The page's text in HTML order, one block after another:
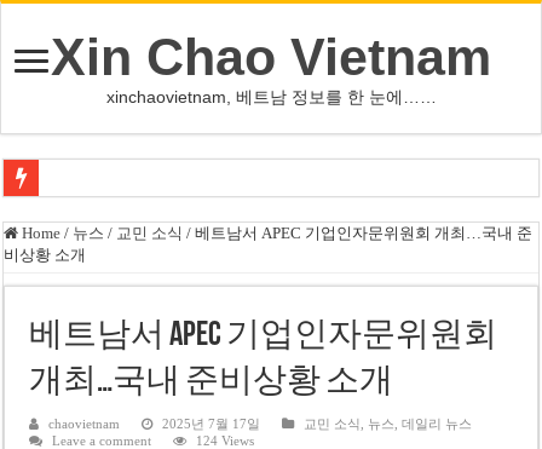
Xin Chao Vietnam
xinchaovietnam, 베트남 정보를 한 눈에……
쩐 타인 먼 베트남 국회의장 “외교 성과, 국가 위상 제고에 크게 기여”
싱가포르 하오마트, 마지막 프리미엄 매장 폐점… 적자·소송 악재 속 사업 축
PNJ, 다이아몬드 밀수 여파에 2분기 적자… 10월 임시 주총 개최
팜 녓 브엉 빈그룹 회장 딸, 그룹 계열사 경영에 첫 등장
케펠, 투티엠 엠파이어시티 지분 전량 2억7000만 달러에 매각
Home / 뉴스 / 교민 소식 / 베트남서 APEC 기업인자문위원회 개최…국내 준
비상황 소개
베트남서 APEC 기업인자문위원회
개최…국내 준비상황 소개
chaovietnam 2025년 7월 17일 교민 소식 뉴스 ,데일리 뉴스
Leave a comment
124 Views